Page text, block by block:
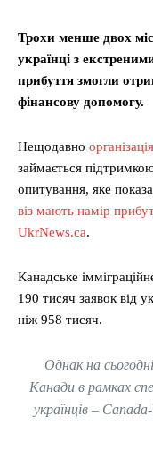
Трохи менше двох
українці з
прибуття змогли
фінансову допомогу.
Нещодавно організація
займається
опитування, яке
віз мають намір
UkrNews.ca.
Канадське
190 тисяч заявок від
ніж 958 тисяч.
Однак на
Канади в рамках
українців –